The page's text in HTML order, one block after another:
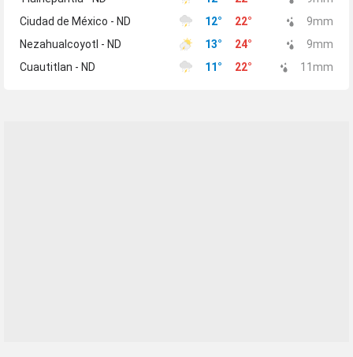
Ciudad de México - ND
12° 22° 9mm
Nezahualcoyotl - ND
13° 24° 9mm
Cuautitlan - ND
11° 22° 11 mm